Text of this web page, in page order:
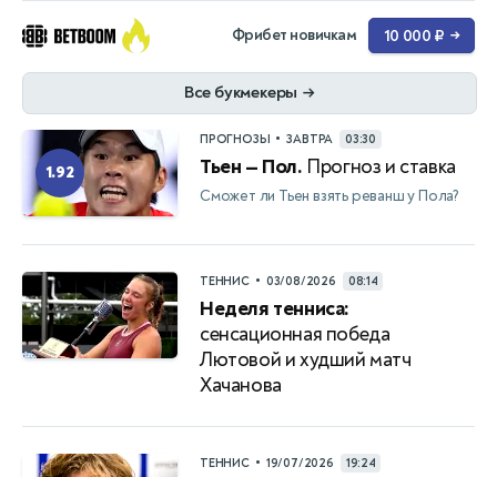
Фрибет новичкам 10 000 ₽ →
Все букмекеры →
1.92
ПРОГНОЗЫ • ЗАВТРА 03:30
Тьен — Пол. Прогноз и ставка
Сможет ли Тьен взять реванш у Пола?
ТЕННИС • 03/08/2026 08:14
Неделя тенниса:
сенсационная победа
Лютовой и худший матч
Хачанова
ТЕННИС • 19/07/2026 19:24